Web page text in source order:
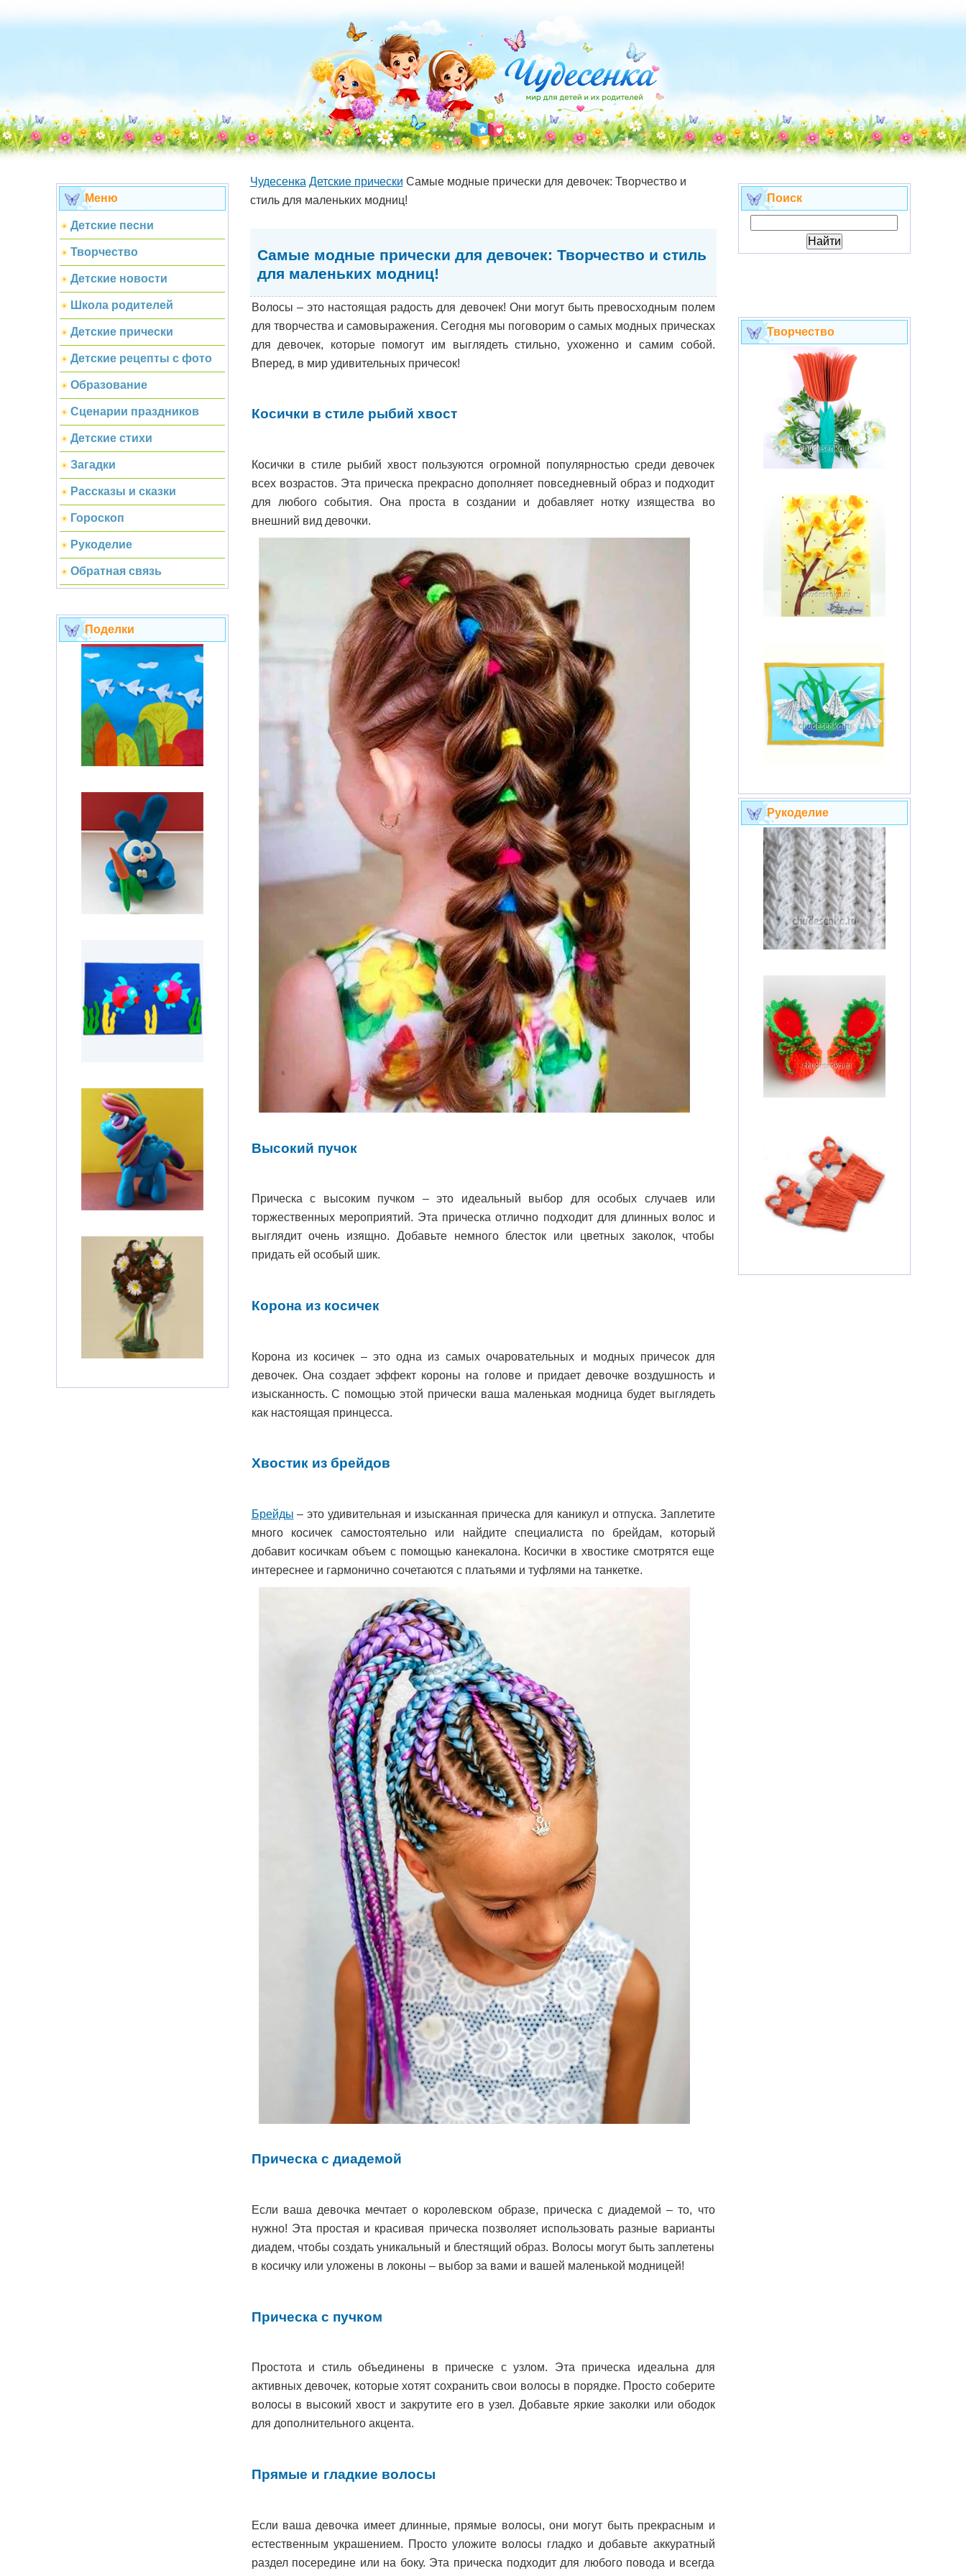
Меню
Детские песни
Творчество
Детские новости
Школа родителей
Детские прически
Детские рецепты с фото
Образование
Сценарии праздников
Детские стихи
Загадки
Рассказы и сказки
Гороскоп
Рукоделие
Обратная связь
Поделки
Чудесенка Детские прически Самые модные прически для девочек: Творчество и
стиль для маленьких модниц!
Самые модные прически для девочек: Творчество и стиль
для маленьких модниц!
Волосы – это настоящая радость для девочек! Они могут быть превосходным полем
для творчества и самовыражения. Сегодня мы поговорим о самых модных прическах
для девочек, которые помогут им выглядеть стильно, ухоженно и самим собой.
Вперед, в мир удивительных причесок!
Косички в стиле рыбий хвост
Косички в стиле рыбий хвост пользуются огромной популярностью среди девочек
всех возрастов. Эта прическа прекрасно дополняет повседневный образ и подходит
для любого события. Она проста в создании и добавляет нотку изящества во
внешний вид девочки.
Высокий пучок
Прическа с высоким пучком – это идеальный выбор для особых случаев или
торжественных мероприятий. Эта прическа отлично подходит для длинных волос и
выглядит очень изящно. Добавьте немного блесток или цветных заколок, чтобы
придать ей особый шик.
Корона из косичек
Корона из косичек – это одна из самых очаровательных и модных причесок для
девочек. Она создает эффект короны на голове и придает девочке воздушность и
изысканность. С помощью этой прически ваша маленькая модница будет выглядеть
как настоящая принцесса.
Хвостик из брейдов
Брейды – это удивительная и изысканная прическа для каникул и отпуска. Заплетите
много косичек самостоятельно или найдите специалиста по брейдам, который
добавит косичкам объем с помощью канекалона. Косички в хвостике смотрятся еще
интереснее и гармонично сочетаются с платьями и туфлями на танкетке.
Прическа с диадемой
Если ваша девочка мечтает о королевском образе, прическа с диадемой – то, что
нужно! Эта простая и красивая прическа позволяет использовать разные варианты
диадем, чтобы создать уникальный и блестящий образ. Волосы могут быть заплетены
в косичку или уложены в локоны – выбор за вами и вашей маленькой модницей!
Прическа с пучком
Простота и стиль объединены в прическе с узлом. Эта прическа идеальна для
активных девочек, которые хотят сохранить свои волосы в порядке. Просто соберите
волосы в высокий хвост и закрутите его в узел. Добавьте яркие заколки или ободок
для дополнительного акцента.
Прямые и гладкие волосы
Если ваша девочка имеет длинные, прямые волосы, они могут быть прекрасным и
естественным украшением. Просто уложите волосы гладко и добавьте аккуратный
раздел посередине или на боку. Эта прическа подходит для любого поводa и всегда
Поиск
Творчество
Рукоделие